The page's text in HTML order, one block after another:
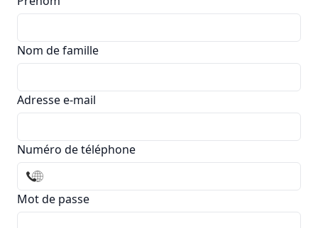
Nom de famille
Adresse e-mail
Numéro de téléphone
Mot de passe